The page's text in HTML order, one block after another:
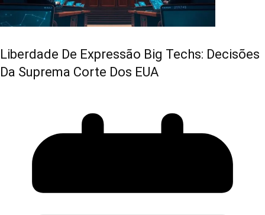
Liberdade De Expressão Big Techs: Decisões
Da Suprema Corte Dos EUA